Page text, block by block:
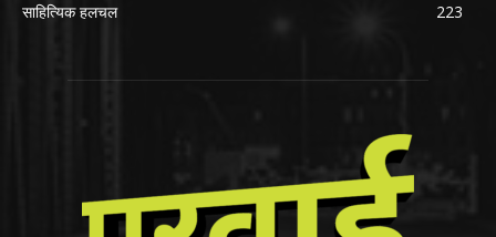
साहित्यिक हलचल
223